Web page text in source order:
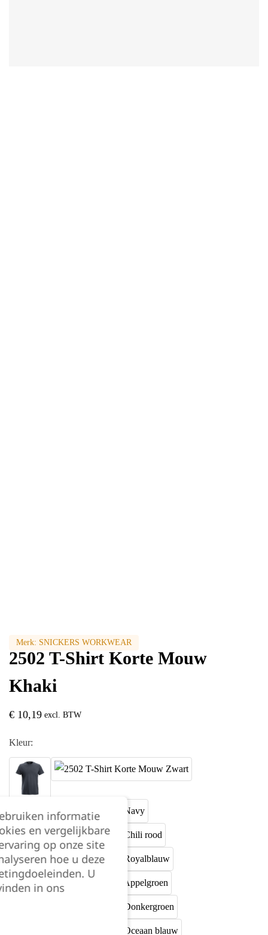
Merk: SNICKERS WORKWEAR
2502 T-Shirt Korte Mouw
Khaki
€ 10,19 excl. BTW
Kleur:
informatie
en vergelijkbare
op onze site
hoe u deze
U
in ons